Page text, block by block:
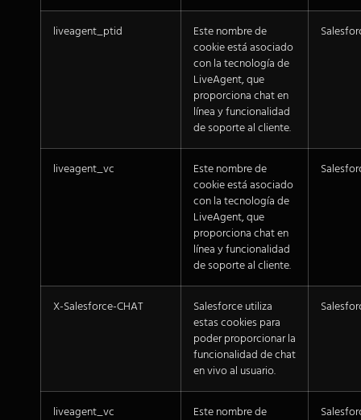
liveagent_ptid
Este nombre de
cookie está asociado
con la tecnología de
LiveAgent, que
proporciona chat en
línea y funcionalidad
de soporte al cliente.
liveagent_vc
Este nombre de
cookie está asociado
con la tecnología de
LiveAgent, que
proporciona chat en
línea y funcionalidad
de soporte al cliente.
X-Salesforce-CHAT
Salesforce utiliza
estas cookies para
poder proporcionar la
funcionalidad de chat
en vivo al usuario.
liveagent_vc
Este nombre de